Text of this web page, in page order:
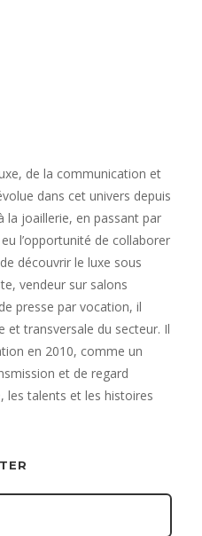
de la communication et
dans cet univers depuis
la joaillerie, en passant par
l’opportunité de collaborer
découvrir le luxe sous
vendeur sur salons
presse par vocation, il
et transversale du secteur. Il
en 2010, comme un
et de regard
les talents et les histoires